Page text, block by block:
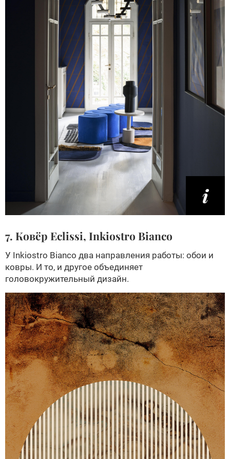
7. Ковёр Eclissi, Inkiostro Bianco
У Inkiostro Bianco два направления работы: обои и
ковры. И то, и другое объединяет
головокружительный дизайн.